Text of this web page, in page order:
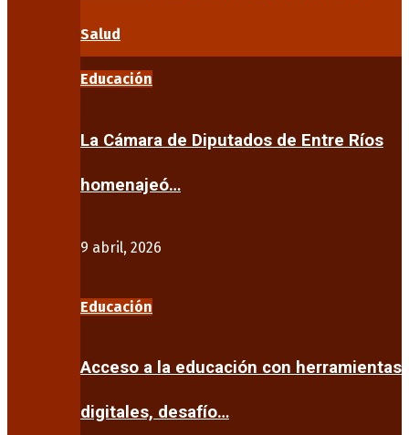
Salud
Educación
La Cámara de Diputados de Entre Ríos
homenajeó…
9 abril, 2026
Educación
Acceso a la educación con herramientas
digitales, desafío…